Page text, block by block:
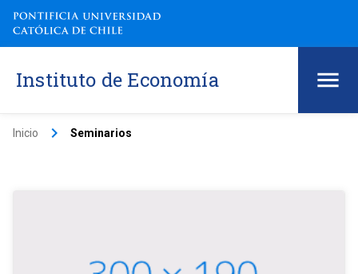
Instituto de Economía
Inicio keyboard_arrow_right Seminarios